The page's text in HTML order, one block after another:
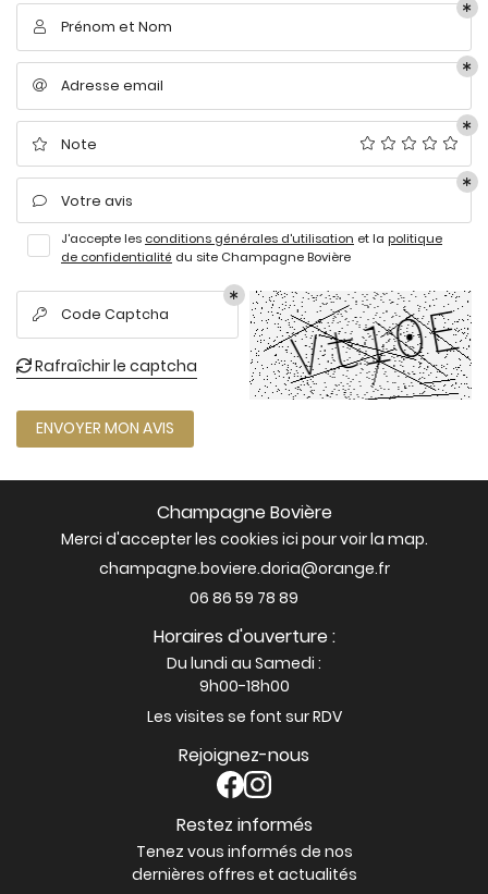
ACCUEIL
DOMAINE
CUVÉES
EN IMAGES
ACTUALITÉS
LIVRE D’OR
Une
06 86 59 78
Rejoignez-
En cochant cette case, vous consentez à recevoir nos propositions
commerciales à l'adresse email indiqué ci-dessus. Vous pouvez vous
 Prénom et Nom
 Adresse email
 Note
 Votre avis
J'accepte les conditions générales d'utilisation et la politique
de confidentialité du site Champagne Bovière
 Code Captcha
 Rafraîchir le captcha
ENVOYER MON AVIS
Champagne Bovière
Merci d'accepter les cookies ici pour voir la map.
06 86 59 78 89
Horaires d'ouverture :
Du lundi au Samedi :
9h00-18h00
Les visites se font sur RDV
Rejoignez-nous
Restez informés
Tenez vous informés de nos
dernières offres et actualités